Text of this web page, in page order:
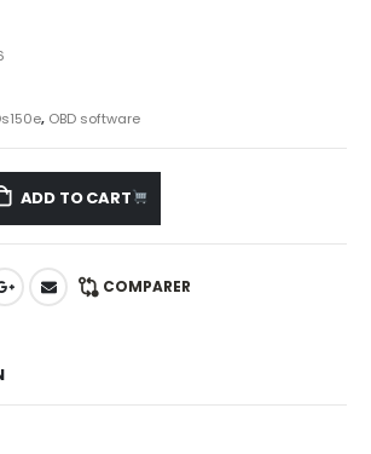
, OBD software
ADD TO CART
COMPARER